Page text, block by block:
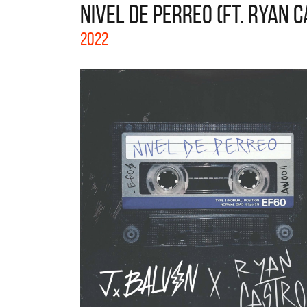
NIVEL DE PERREO (FT. RYAN
2022
La